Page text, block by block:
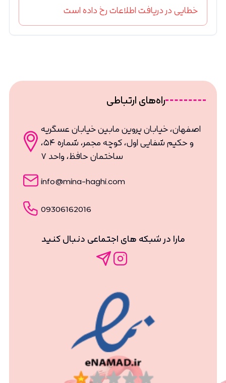
خطایی در دریافت اطلاعات رخ داده است
راه‌های ارتباطی
اصفهان، خیابان پروین مابین خیابان عسگریه
و حکیم شفایی اول، کوچه مجمر، شماره ۵۴،
ساختمان حافظ، واحد ۷
info@mina-haghi.com
09306162016
مارا در شبکه های اجتماعی دنبال کنید